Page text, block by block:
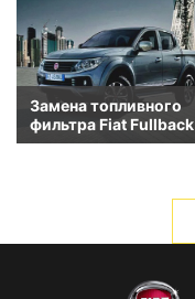
Замена топливного
фильтра Fiat Fullback